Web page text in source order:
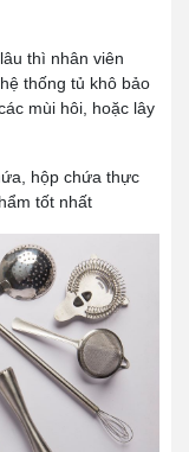
thì nhân viên
thống tủ khô bảo
mùi hôi, hoặc lây
hộp chứa thực
tốt nhất